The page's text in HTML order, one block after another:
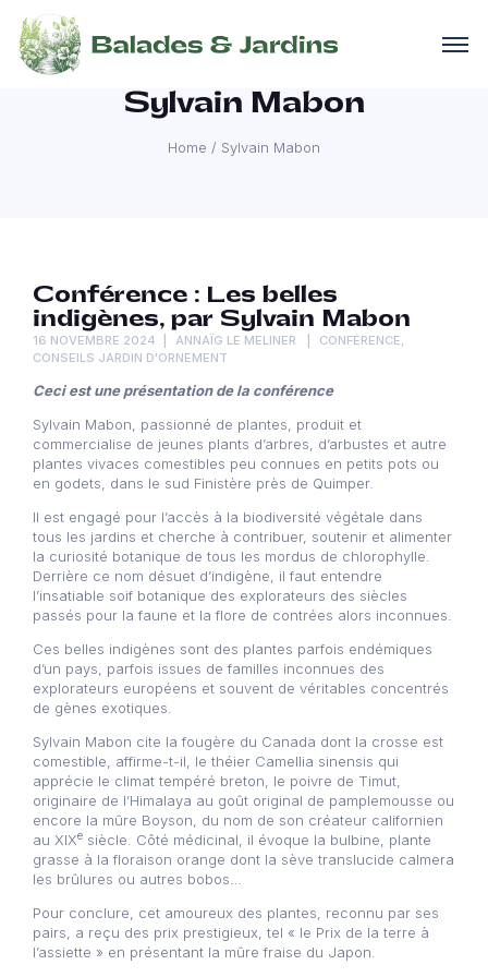
Sylvain Mabon
Home / Sylvain Mabon
Conférence : Les belles
indigènes, par Sylvain Mabon
16 NOVEMBRE 2024 ANNAÏG LE MELINER CONFÉRENCE,
CONSEILS JARDIN D'ORNEMENT
Ceci est une présentation de la conférence
Sylvain Mabon, passionné de plantes, produit et
commercialise de jeunes plants d’arbres, d’arbustes et autre
plantes vivaces comestibles peu connues en petits pots ou
en godets, dans le sud Finistère près de Quimper.
Il est engagé pour l’accès à la biodiversité végétale dans
tous les jardins et cherche à contribuer, soutenir et alimenter
la curiosité botanique de tous les mordus de chlorophylle.
Derrière ce nom désuet d’indigène, il faut entendre
l’insatiable soif botanique des explorateurs des siècles
passés pour la faune et la flore de contrées alors inconnues.
Ces belles indigènes sont des plantes parfois endémiques
d’un pays, parfois issues de familles inconnues des
explorateurs européens et souvent de véritables concentrés
de gènes exotiques.
Sylvain Mabon cite la fougère du Canada dont la crosse est
comestible, affirme-t-il, le théier Camellia sinensis qui
apprécie le climat tempéré breton, le poivre de Timut,
originaire de l’Himalaya au goût original de pamplemousse ou
encore la mûre Boyson, du nom de son créateur californien
au XIXe siècle. Côté médicinal, il évoque la bulbine, plante
grasse à la floraison orange dont la sève translucide calmera
les brûlures ou autres bobos…
Pour conclure, cet amoureux des plantes, reconnu par ses
pairs, a reçu des prix prestigieux, tel « le Prix de la terre à
l’assiette » en présentant la mûre fraise du Japon.